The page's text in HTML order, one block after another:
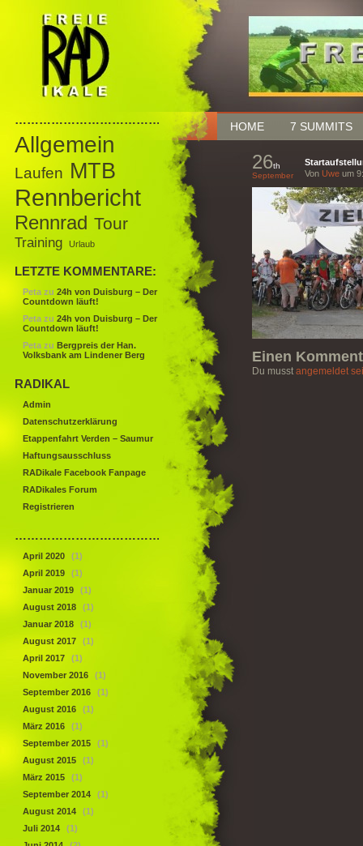
HOME 7 SUMMITS
26th
September
Von Uwe um
Einen
Du musst angemeldet
……………………………………
Allgemein
Laufen MTB
Rennbericht
Rennrad Tour
Training Urlaub
LETZTE KOMMENTARE:
Peta zu 24h von Duisburg – Der
Countdown läuft!
Peta zu 24h von Duisburg – Der
Countdown läuft!
Peta zu Bergpreis der Han.
Volksbank am Lindener Berg
RADIKAL
Admin
Datenschutzerklärung
Etappenfahrt Verden – Saumur
Haftungsausschluss
RADikale Facebook Fanpage
RADikales Forum
Registrieren
……………………………………
April 2020
(1)
April 2019
(1)
Januar 2019
(1)
August 2018
(1)
Januar 2018
(1)
August 2017
(1)
April 2017
(1)
November 2016
(1)
September 2016
(1)
August 2016
(1)
März 2016
(1)
September 2015
(1)
August 2015
(1)
März 2015
(1)
September 2014
(1)
August 2014
(1)
Juli 2014
(1)